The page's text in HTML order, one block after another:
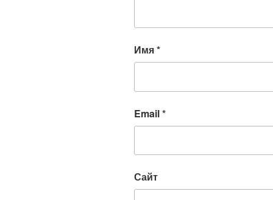
Имя*
Email*
Сайт